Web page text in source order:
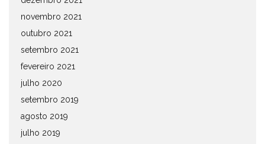
novembro 2021
outubro 2021
setembro 2021
fevereiro 2021
julho 2020
setembro 2019
agosto 2019
julho 2019